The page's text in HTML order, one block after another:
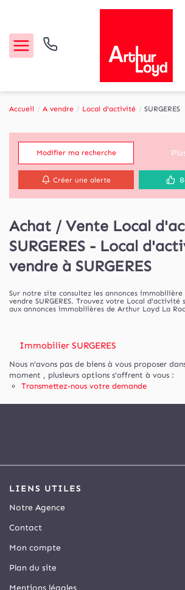
Louer
Etude de marché
Notre Agence
Contact
Accueil A vendre Local d'activité SURGERES
Modifier ma recherche
Créer une alerte
Achat / Vente Local
SURGERES - Local
vendre à SURGERES
Sur notre site consultez les annonces
vendre SURGERES. Trouvez votre Local d'activité
aux annonces immobilières de Arthur Loyd La
Immobilier SURGERES
Nous n'avons pas de biens à vous proposer
moment , plusieurs options s'offrent à vous :
Transmettez-nous votre demande
LIENS UTILES
Notre Agence
Contact
Mon compte
Plan du site
Mentions légales